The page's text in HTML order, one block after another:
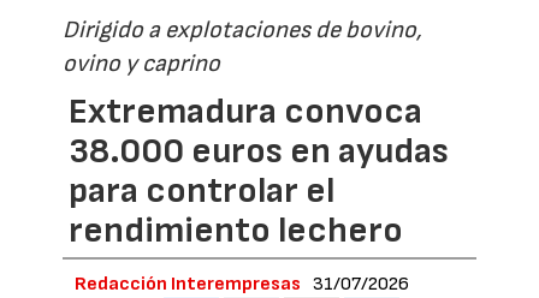
Dirigido a explotaciones de bovino,
ovino y caprino
Extremadura convoca
38.000 euros en ayudas
para controlar el
rendimiento lechero
Redacción Interempresas 31/07/2026